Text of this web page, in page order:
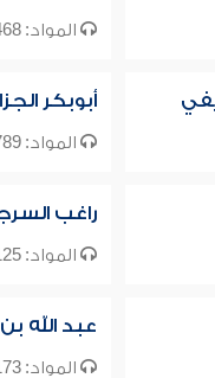
المواد: 468
أبوبكر
المواد: 1789
راغب
المواد: 125
عبد الله
المواد: 173